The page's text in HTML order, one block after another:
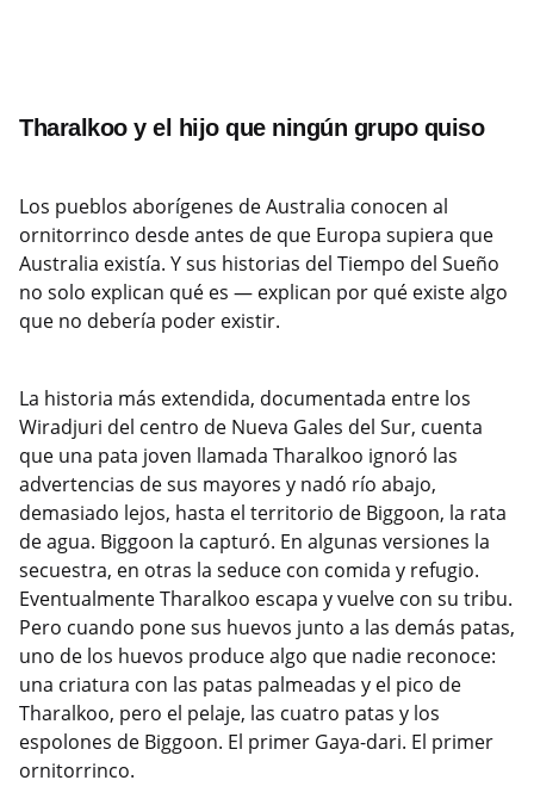
Tharalkoo y el hijo que ningún grupo quiso
Los pueblos aborígenes de Australia conocen al
ornitorrinco desde antes de que Europa supiera que
Australia existía. Y sus historias del Tiempo del Sueño
no solo explican qué es — explican por qué existe algo
que no debería poder existir.
La historia más extendida, documentada entre los
Wiradjuri del centro de Nueva Gales del Sur, cuenta
que una pata joven llamada Tharalkoo ignoró las
advertencias de sus mayores y nadó río abajo,
demasiado lejos, hasta el territorio de Biggoon, la rata
de agua. Biggoon la capturó. En algunas versiones la
secuestra, en otras la seduce con comida y refugio.
Eventualmente Tharalkoo escapa y vuelve con su tribu.
Pero cuando pone sus huevos junto a las demás patas,
uno de los huevos produce algo que nadie reconoce:
una criatura con las patas palmeadas y el pico de
Tharalkoo, pero el pelaje, las cuatro patas y los
espolones de Biggoon. El primer Gaya-dari. El primer
ornitorrinco.